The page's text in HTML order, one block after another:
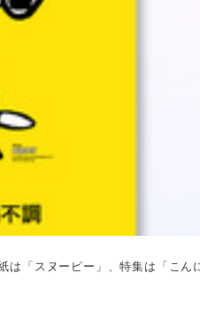
「スヌーピー」、特集は「こん